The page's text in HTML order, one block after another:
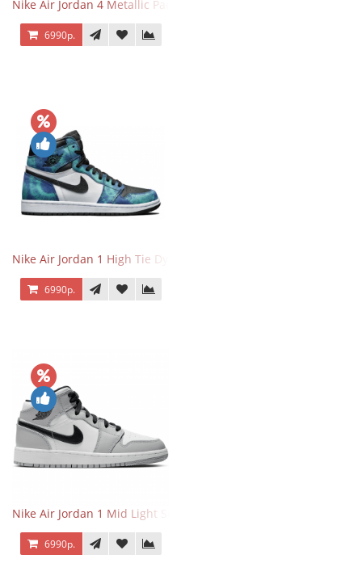
Nike Air Jordan 4 Metallic Pack Purple
6990р.
Nike Air Jordan 1 High Tie Dye
6990р.
Nike Air Jordan 1 Mid Light Smoke Grey
6990р.